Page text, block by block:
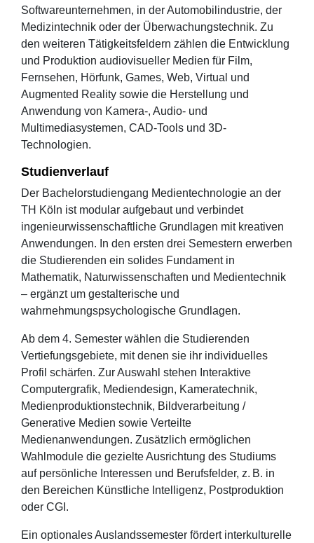
Softwareunternehmen, in der Automobilindustrie, der
Medizintechnik oder der Überwachungstechnik. Zu
den weiteren Tätigkeitsfeldern zählen die Entwicklung
und Produktion audiovisueller Medien für Film,
Fernsehen, Hörfunk, Games, Web, Virtual und
Augmented Reality sowie die Herstellung und
Anwendung von Kamera-, Audio- und
Multimediasystemen, CAD-Tools und 3D-
Technologien.
Studienverlauf
Der Bachelorstudiengang Medientechnologie an der
TH Köln ist modular aufgebaut und verbindet
ingenieurwissenschaftliche Grundlagen mit kreativen
Anwendungen. In den ersten drei Semestern erwerben
die Studierenden ein solides Fundament in
Mathematik, Naturwissenschaften und Medientechnik
– ergänzt um gestalterische und
wahrnehmungspsychologische Grundlagen.
Ab dem 4. Semester wählen die Studierenden
Vertiefungsgebiete, mit denen sie ihr individuelles
Profil schärfen. Zur Auswahl stehen Interaktive
Computergrafik, Mediendesign, Kameratechnik,
Medienproduktionstechnik, Bildverarbeitung /
Generative Medien sowie Verteilte
Medienanwendungen. Zusätzlich ermöglichen
Wahlmodule die gezielte Ausrichtung des Studiums
auf persönliche Interessen und Berufsfelder, z. B. in
den Bereichen Künstliche Intelligenz, Postproduktion
oder CGI.
Ein optionales Auslandssemester fördert interkulturelle